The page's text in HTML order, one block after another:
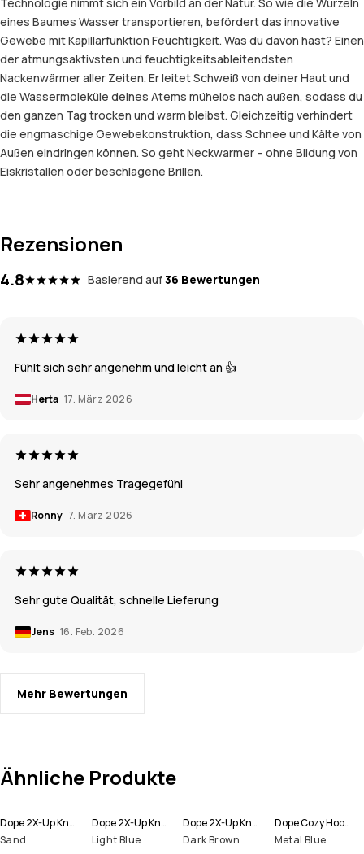
eines Baumes Wasser transportieren, befördert das innovative
Gewebe mit Kapillarfunktion Feuchtigkeit. Was du davon hast? Einen
der atmungsaktivsten und feuchtigkeitsableitendsten
Nackenwärmer aller Zeiten. Er leitet Schweiß von deiner Haut und
die Wassermoleküle deines Atems mühelos nach außen, sodass du
den ganzen Tag trocken und warm bleibst. Gleichzeitig verhindert
die engmaschige Gewebekonstruktion, dass Schnee und Kälte von
Außen eindringen können. So geht Neckwarmer – ohne Bildung von
Eiskristallen oder beschlagene Brillen.
Rezensionen
4.8 Basierend auf36 Bewertungen
Fühlt sich sehr angenehm und leicht an 👍
Herta 17. März 2026
Sehr angenehmes Tragegefühl
Ronny 7. März 2026
Sehr gute Qualität, schnelle Lieferung
Jens 16. Feb. 2026
Mehr Bewertungen
Ähnliche Produkte
Dope 2X-Up Knitted Schlauchtuch Men
Sand
Dope 2X-Up Knitted Schlauchtuch Men
Light Blue
Dope 2X-Up Knitted Schlauchtuch Men
Dark Brown
Dope Cozy Hood II Schlauchtuch Men
Metal Blue